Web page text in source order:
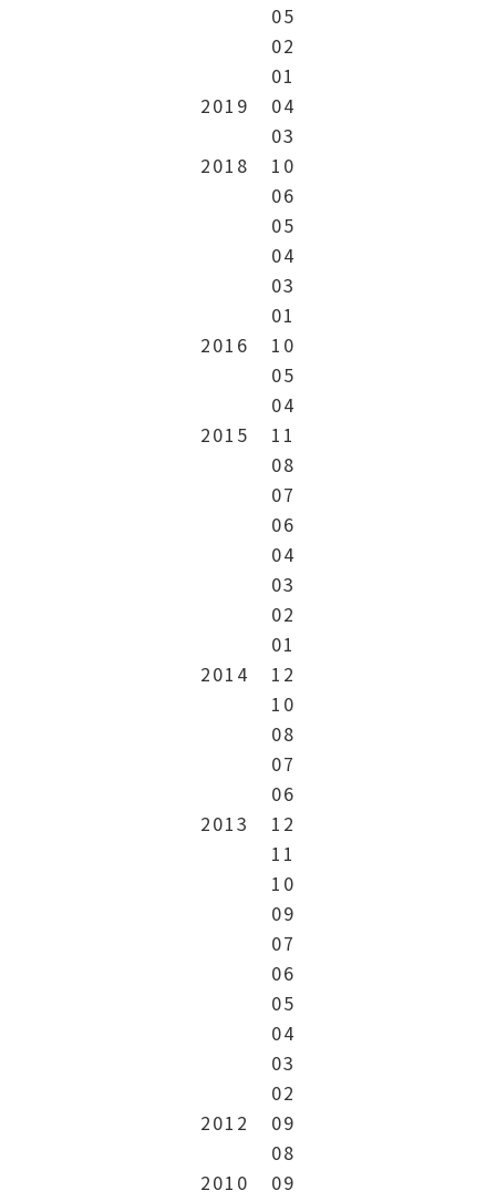
05
02
01
2019
04
03
2018
10
06
05
04
03
01
2016
10
05
04
2015
11
08
07
06
04
03
02
01
2014
12
10
08
07
06
2013
12
11
10
09
07
06
05
04
03
02
2012
09
08
2010
09